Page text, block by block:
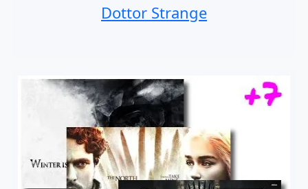
Dottor Strange